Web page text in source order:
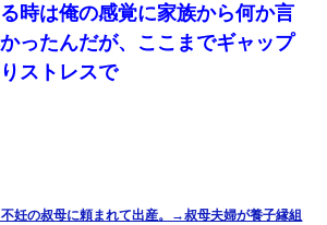
た結果→衝撃の事実が判明したｗｗｗｗｗ
時は俺の感覚に家族から何か言
ったんだが、ここまでギャップ
ストレスで
妊の叔母に頼まれて出産。→叔母夫婦が養子縁組